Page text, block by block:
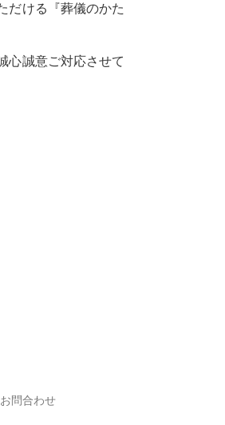
だける『葬儀のかた
心誠意ご対応させて
問合わせ